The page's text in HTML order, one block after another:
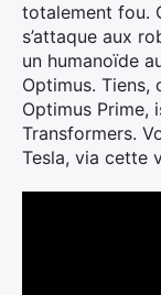
totalement fou.
s’attaque aux
un humanoïde
Optimus. Tiens,
Optimus Prime,
Transformers.
Tesla, via cette